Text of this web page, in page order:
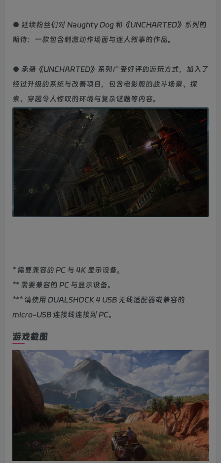
● 延续粉丝们对 Naughty Dog 和《UNCHARTED》系列的
期待：一款包含刺激动作场面与迷人叙事的作品。
● 承袭《UNCHARTED》系列广受好评的游玩方式，加入了
经过升级的系统与改善项目，包含电影般的战斗场景、探
索、穿越令人惊叹的环境与复杂谜题等内容。
* 需要兼容的 PC 与 4K 显示设备。
** 需要兼容的 PC 与显示设备。
*** 请使用 DUALSHOCK 4 USB 无线适配器或兼容的
micro-USB 连接线连接到 PC。
游戏截图